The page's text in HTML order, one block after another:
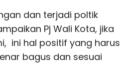
dan terjadi poltik
Pj Wali Kota, jika
ini hal positif yang harus
bagus dan sesuai